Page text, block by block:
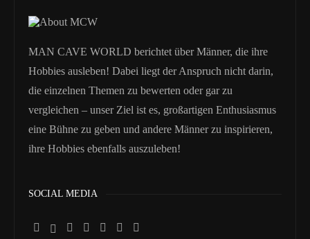
MAN CAVE WORLD berichtet über Männer, die ihre
Hobbies ausleben! Dabei liegt der Anspruch nicht darin,
die einzelnen Themen zu bewerten oder gar zu
vergleichen – unser Ziel ist es, großartigen Enthusiasmus
eine Bühne zu geben und andere Männer zu inspirieren,
ihre Hobbies ebenfalls auszuleben!
SOCIAL MEDIA